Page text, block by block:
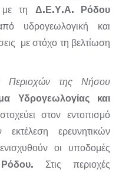
με τη Δ.Ε.Υ.Α. Ρόδου
υδρογεωλογική και
με στόχο τη βελτίωση
Περιοχών της Νήσου
Υδρογεωλογίας και
στον εντοπισμό
ερευνητικών
οι υποδομές
Στις περιοχές